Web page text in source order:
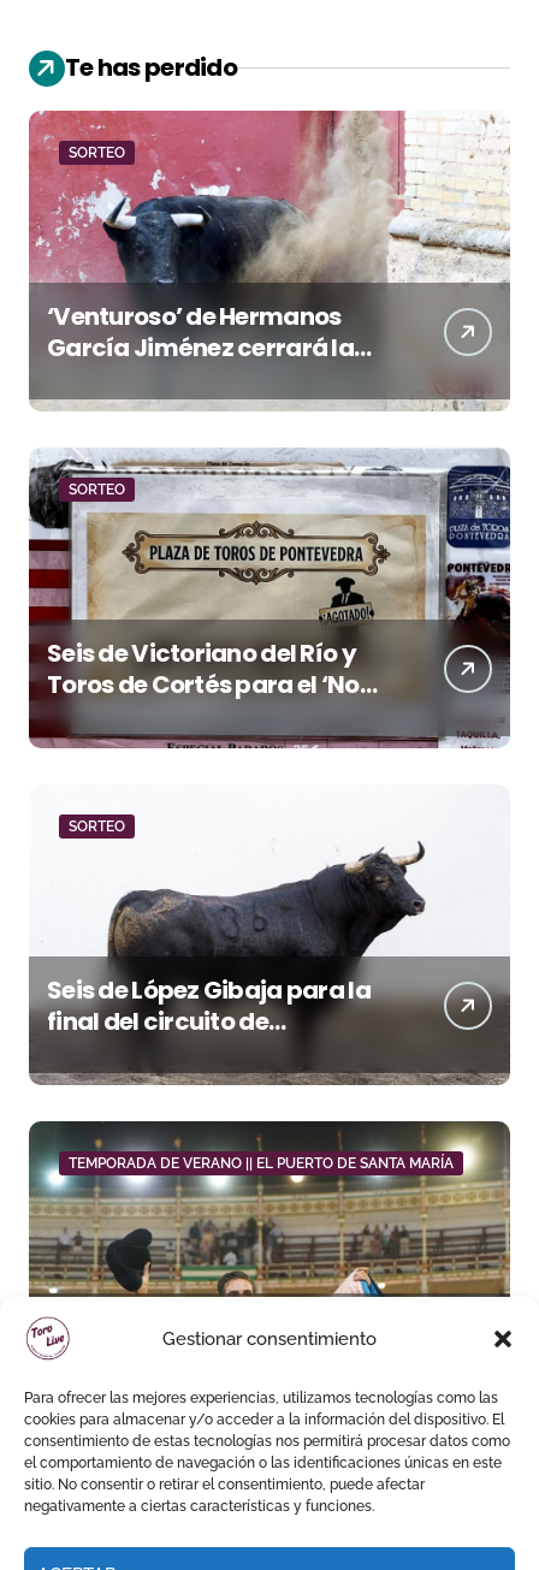
Gestionar consentimiento
Para ofrecer las mejores experiencias, utilizamos tecnologías como las
cookies para almacenar y/o acceder a la información del dispositivo. El
consentimiento de estas tecnologías nos permitirá procesar datos como
el comportamiento de navegación o las identificaciones únicas en este
sitio. No consentir o retirar el consentimiento, puede afectar
negativamente a ciertas características y funciones.
Te has perdido
SORTEO
‘Venturoso’ de Hermanos
García Jiménez cerrará la
SORTEO
Seis de Victoriano del Río y
Toros de Cortés para el ‘No
Hay Localidades’ de esta
tarde en Pontevedra
SORTEO
Seis de López Gibaja para la
final del circuito de
Málaga
TEMPORADA DE VERANO || EL PUERTO DE SANTA MARÍA
Daniel Crespo reivindica su
sitio con una gran faena y dos
orejas